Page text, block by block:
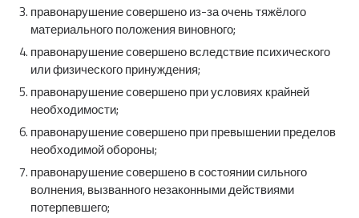
правонарушение совершено из-за очень тяжёлого
материального положения виновного;
правонарушение совершено вследствие психического
или физического принуждения;
правонарушение совершено при условиях крайней
необходимости;
правонарушение совершено при превышении пределов
необходимой обороны;
правонарушение совершено в состоянии сильного
волнения, вызванного незаконными действиями
потерпевшего;